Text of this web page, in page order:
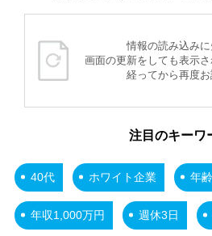
情報の読み込みに
画面の更新をしても表示
経ってから再度お
注目のキーワ
40代 ホワイト企業 年
年収1,000万円 週休3日